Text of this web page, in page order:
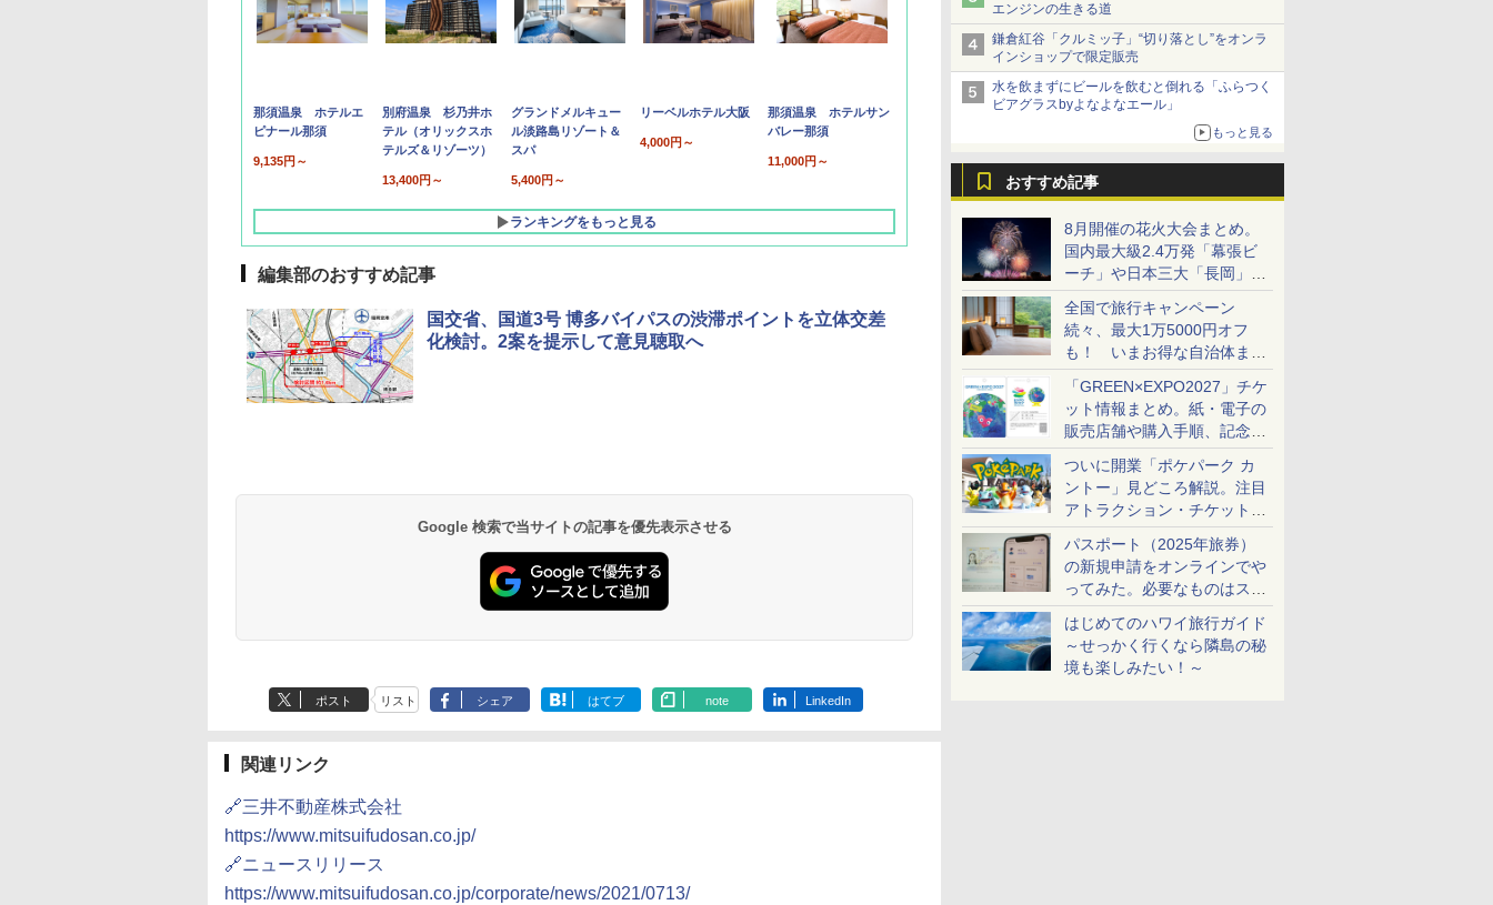
エンジンの生きる道
鎌倉紅谷「クルミッ子」“切り落とし”をオンラ
インショップで限定販売
水を飲まずにビールを飲むと倒れる「ふらつく
ビアグラスbyよなよなエール」
もっと見る
おすすめ記事
8月開催の花火大会まとめ。
国内最大級2.4万発「幕張ビ
ーチ」や日本三大「長岡」な
ど大型イベント目白押し！
全国で旅行キャンペーン
続々、最大1万5000円オフ
も！ いまお得な自治体まと
め
「GREEN×EXPO2027」チケ
ット情報まとめ。紙・電子の
販売店舗や購入手順、記念チ
ケットも解説
ついに開業「ポケパーク カ
ントー」見どころ解説。注目
アトラクション・チケット手
配・来場前に必要な準備は？
パスポート（2025年旅券）
の新規申請をオンラインでや
ってみた。必要なものはスマ
ホとマイナカードのみ
はじめてのハワイ旅行ガイド
～せっかく行くなら隣島の秘
境も楽しみたい！～
那須温泉 ホテルエ
ピナール那須
9,135円～
別府温泉 杉乃井ホ
テル（オリックスホ
テルズ＆リゾーツ）
13,400円～
グランドメルキュー
ル淡路島リゾート＆
スパ
5,400円～
リーベルホテル大阪
4,000円～
那須温泉 ホテルサン
バレー那須
11,000円～
ランキングをもっと見る
10,450円～
19,541円～
7,950円～
5,758円～
編集部のおすすめ記事
国交省、国道3号 博多バイパスの渋滞ポイントを立体交差
化検討。2案を提示して意見聴取へ
Google 検索で当サイトの記事を優先表示させる
ポスト リスト シェア はてブ note LinkedIn
関連リンク
🔗三井不動産株式会社
https://www.mitsuifudosan.co.jp/
🔗ニュースリリース
https://www.mitsuifudosan.co.jp/corporate/news/2021/0713/